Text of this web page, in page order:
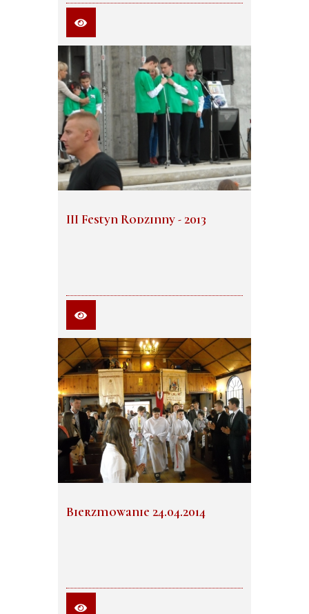
III Festyn Rodzinny - 2013
Bierzmowanie 24.04.2014